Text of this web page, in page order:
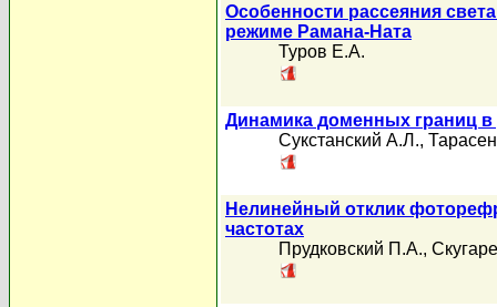
Особенности рассеяния
режиме Рамана-Ната
Туров Е.А.
Динамика доменных границ в
Сукстанский А.Л.,
Нелинейный отклик
частотах
Прудковский П.А.,